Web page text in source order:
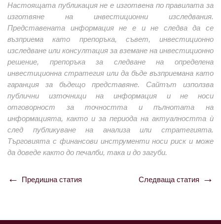
Настоящата публикация не е изготвена по правилата за
изготвяне на инвестиционни изследвания.
Представената информация не е и не следва да се
възприема като препоръка, съвет, инвестиционно
изследване или консултация за вземане на инвестиционно
решение, препоръка за следване на определена
инвестиционна стратегия или да бъде възприемана като
гаранция за бъдещо представяне. Сайтът използва
публични източници на информация и не носи
отговорност за точността и пълнотата на
информацията, както и за периода на актуалността ѝ
след публикуване на анализа или стратегията.
Търговията с финансови инструменти носи риск и може
да доведе както до печалби, така и до загуби.
Навигация
Предишна статия Следваща статия